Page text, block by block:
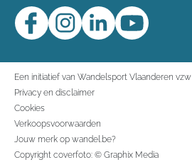
Een initiatief van Wandelsport Vlaanderen vzw
Privacy en disclaimer
Cookies
Verkoopsvoorwaarden
Jouw merk op wandel.be?
Copyright coverfoto: © Graphix Media